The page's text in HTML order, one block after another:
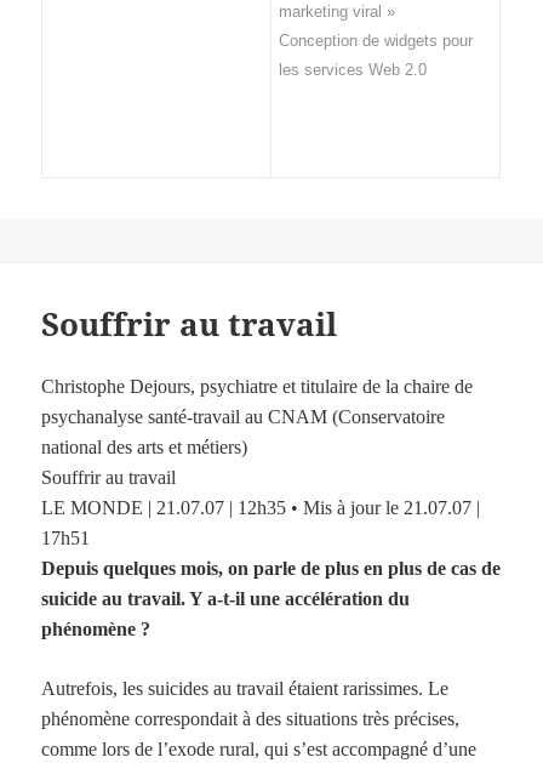
marketing viral »
Conception de widgets pour
les services Web 2.0
Souffrir au travail
Christophe Dejours, psychiatre et titulaire de la chaire de
psychanalyse santé-travail au CNAM (Conservatoire
national des arts et métiers)
Souffrir au travail
LE MONDE | 21.07.07 | 12h35 • Mis à jour le 21.07.07 |
17h51
Depuis quelques mois, on parle de plus en plus de cas de
suicide au travail. Y a-t-il une accélération du
phénomène ?
Autrefois, les suicides au travail étaient rarissimes. Le
phénomène correspondait à des situations très précises,
comme lors de l’exode rural, qui s’est accompagné d’une